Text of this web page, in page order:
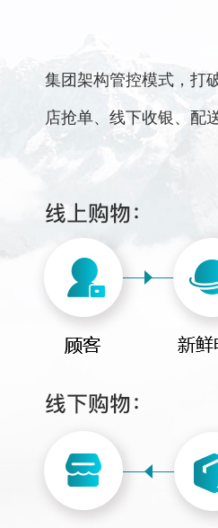
集团架构管控模式，打
店抢单、线下收银、配